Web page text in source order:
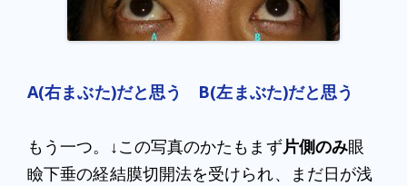
A(右まぶた)だと思う B(左まぶた)だと思う
もう一つ。↓この写真のかたもまず片側のみ眼
瞼下垂の経結膜切開法を受けられ、まだ日が浅